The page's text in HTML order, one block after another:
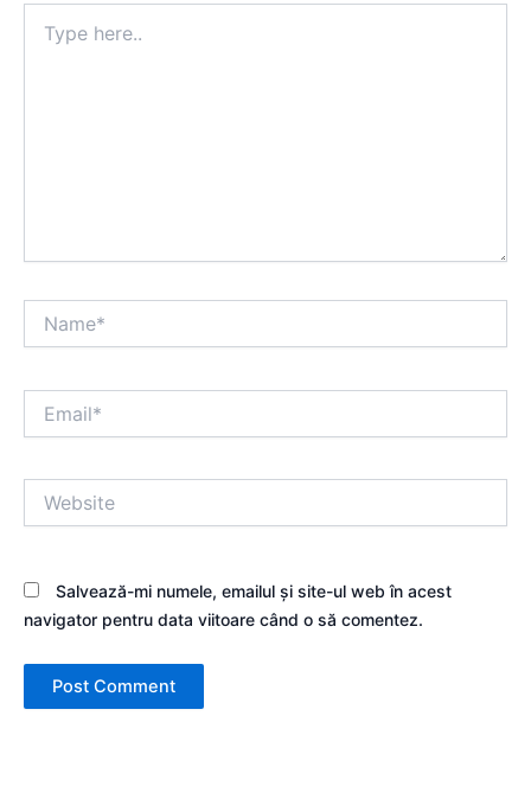
here..
Salvează-mi numele, emailul și site-ul web în acest
navigator pentru data viitoare când o să comentez.